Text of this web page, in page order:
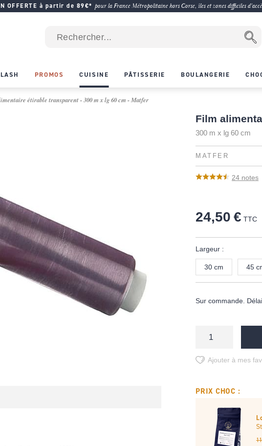
OFFERTE à partir de 89€* pour la France Métropolitaine hors Corse, îles et zones difficiles
PROMOS CUISINE PÂTISSERIE BOULANGERIE
étirable transparent - 300 m x lg 60 cm - Matfer
Film
300 m x lg 60 cm
MATFER
24 notes
24,50 € TTC
Largeur :
30 cm 45
Sur commande.
Ajouter à mes
PRIX CHOC :